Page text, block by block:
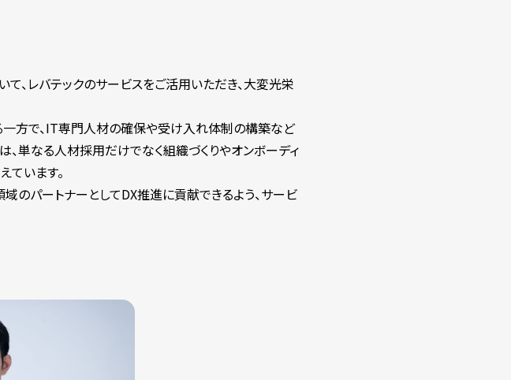
、レバテックのサービスをご活用いただき、大変光栄
方で、IT専門人材の確保や受け入れ体制の構築など
単なる人材採用だけでなく組織づくりやオンボーディ
ています。
のパートナーとしてDX推進に貢献できるよう、サービ